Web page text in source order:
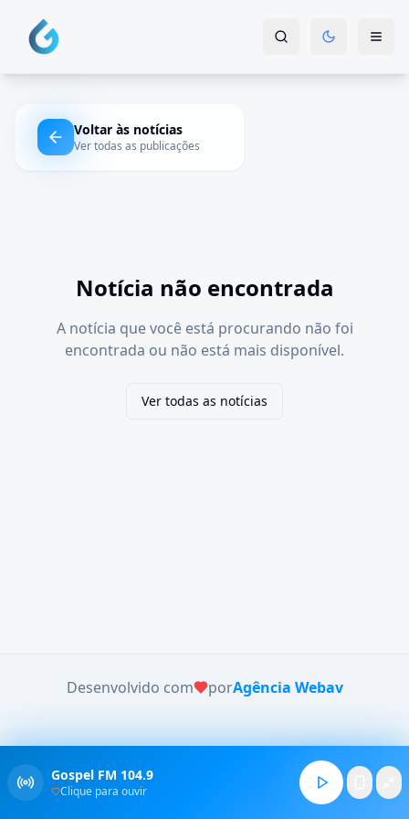
Voltar às notícias
Ver todas as publicações
Notícia não encontrada
A notícia que você está procurando não foi
encontrada ou não está mais disponível.
Ver todas as notícias
Desenvolvido com porAgência Webav
Gospel FM 104.9
Clique para ouvir